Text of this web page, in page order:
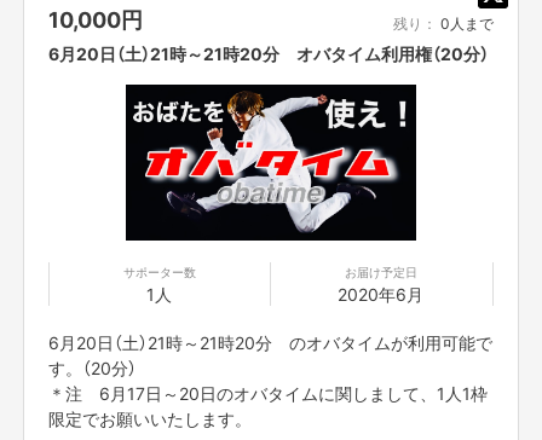
楽しいメンタルトレーニングをします。）
・お歌のお兄さん
（歌うま番組等出演多数のお兄さんが、即興ソングを歌い
ます。もちろん一緒に歌いましょう！）
・おばたのお兄さんに相談したい。
（取り扱い説明書の通り、様々な体験をしてきました！そ
んな、おばたのお兄さんがあなたの悩みの相談に応えま
＊事前にzoomのダウンロードをお願いいたします。当日
は、ネット環境の良い場所にいてください。
zoomのアドレスですが、前々日中にはお送りをさせて
また、プロジェクト本文の末尾に記載されている【ご支
援にあたってのご注意事項】を必ずご一読ください。
顔出ししたくない方は前日までにお知らせください。
10,000円 残り： 0人まで
6月20日（土）21時～21時20分 オバタイム利用権（20分）
サポーター数
1人
お届け予定日
2020年6月
6月20日（土）21時～21時20分 のオバタイムが利用可能で
す。（20分）
＊注 6月17日～20日のオバタイムに関しまして、1人1枠
限定でお願いいたします。